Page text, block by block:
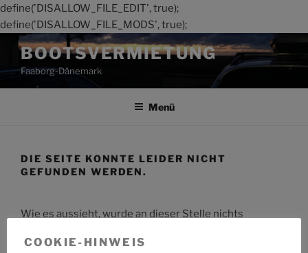
define('DISALLOW_FILE_EDIT', true);
define('DISALLOW_FILE_MODS', true);
Zum
Inhalt
springen
BOOTSVERMIETUNG
Faaborg-Dänemark
Menü
DIE SEITE KONNTE LEIDER NICHT
GEFUNDEN WERDEN.
Wie es aussieht, wurde an dieser Stelle nichts
COOKIE-HINWEIS